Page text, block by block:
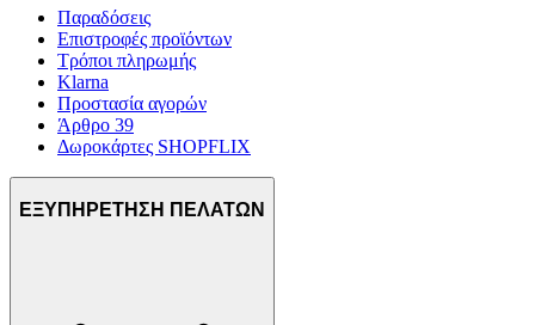
Παραδόσεις
Επιστροφές προϊόντων
Τρόποι πληρωμής
Klarna
Προστασία αγορών
Άρθρο 39
Δωροκάρτες SHOPFLIX
ΕΞΥΠΗΡΕΤΗΣΗ ΠΕΛΑΤΩΝ